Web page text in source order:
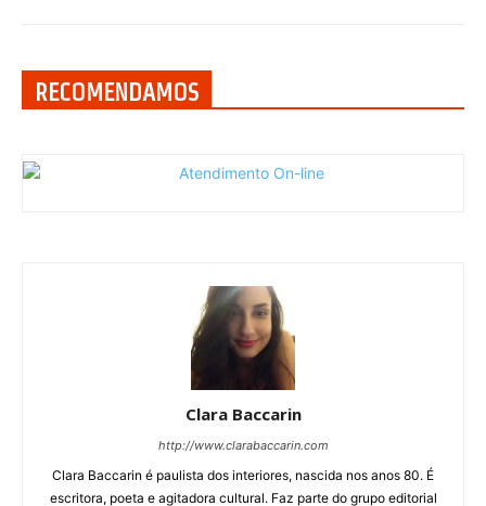
RECOMENDAMOS
Clara Baccarin
http://www.clarabaccarin.com
Clara Baccarin é paulista dos interiores, nascida nos anos 80. É
escritora, poeta e agitadora cultural. Faz parte do grupo editorial